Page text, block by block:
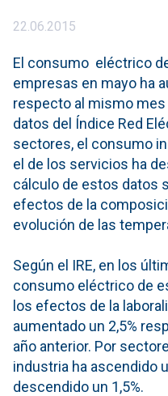
22.06.2015
El consumo eléctrico
empresas en mayo ha
respecto al mismo mes
datos del Índice Red
sectores, el consumo
el de los servicios ha
cálculo de estos datos
efectos de la
evolución de las
Según el IRE, en los
consumo eléctrico de
los efectos de la
aumentado un 2,5%
año anterior. Por
industria ha ascendido
descendido un 1,5%.